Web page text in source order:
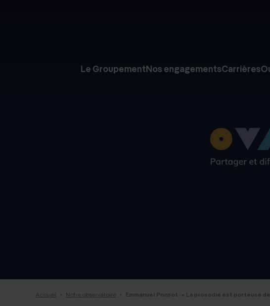
Le GroupementNos engagementsCarrières
Accueil · Notre observatoire · Emmanuel Ponsot : « La prosodie est porteuse